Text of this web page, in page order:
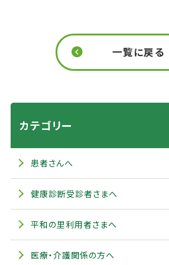
一覧に戻る
カテゴリー
患者さんへ
健康診断受診者さまへ
平和の里利用者さまへ
医療・介護関係の方へ